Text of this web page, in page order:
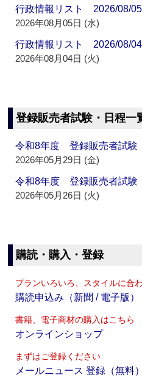
行政情報リスト 2026/08/05
2026年08月05日 (水)
行政情報リスト 2026/08/04
2026年08月04日 (火)
登録販売者試験・日程一
令和8年度 登録販売者試
2026年05月29日 (金)
令和8年度 登録販売者試
2026年05月26日 (火)
購読・購入・登録
プランいろいろ、スタイルに合
購読申込み（新聞 / 電子版）
書籍、電子商材の購入はこちら
オンラインショップ
まずはご登録ください
メールニュース 登録（無料）